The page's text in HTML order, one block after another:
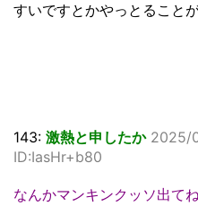
すいですとかやっとること
143: 激熱と申したか 2025/
ID:IasHr+b80
なんかマンキンクッソ出て